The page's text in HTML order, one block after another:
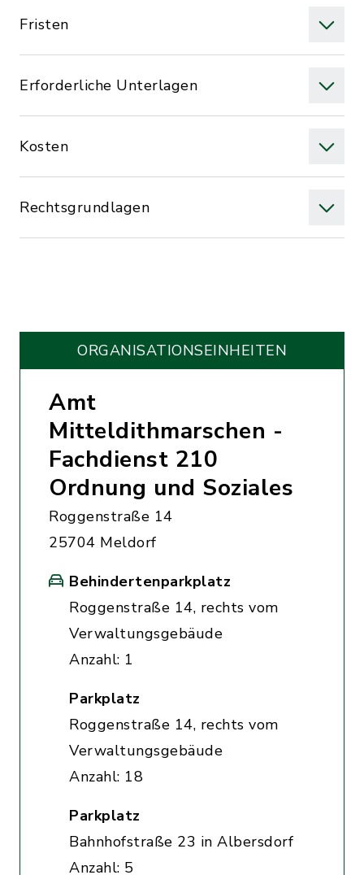
Fristen
Erforderliche Unterlagen
Kosten
Rechtsgrundlagen
ORGANISATIONS­EINHEITEN
Amt
Mitteldithmarschen -
Fachdienst 210
Ordnung und Soziales
Roggenstraße 14
25704 Meldorf
Behindertenparkplatz
Roggenstraße 14, rechts vom
Verwaltungsgebäude
Anzahl: 1
Parkplatz
Roggenstraße 14, rechts vom
Verwaltungsgebäude
Anzahl: 18
Parkplatz
Bahnhofstraße 23 in Albersdorf
Anzahl: 5